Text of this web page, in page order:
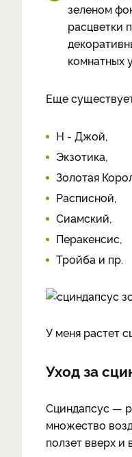
зеленом
расцветки
комнатных
Еще
Н - Джой,
Экзотика,
Золотая
Расписной,
Сиамский,
Перакенсис,
Тройба и пр.
У меня растет
Уход за
Сциндапсус —
множество
ползет вверх